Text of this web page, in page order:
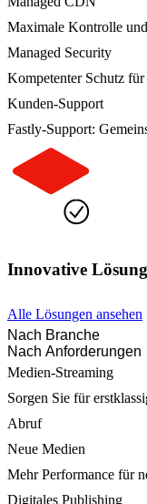
Maximale Kontrolle
Managed Security
Kompetenter Schutz
Kunden-Support
Fastly-Support:
Innovative
Alle Lösungen ansehen
Nach Branche
Nach Anforderungen
Medien-Streaming
Sorgen Sie für
Abruf
Neue Medien
Mehr Performance für
Digitales Publishing